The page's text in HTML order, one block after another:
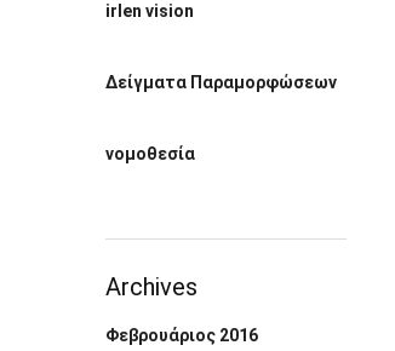
irlen vision
Δείγματα Παραμορφώσεων
νομοθεσία
Archives
Φεβρουάριος 2016